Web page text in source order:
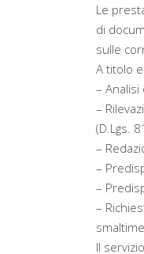
Le
di
sulle
A titolo
– Analisi
–
(D.Lgs.
–
–
–
–
Il